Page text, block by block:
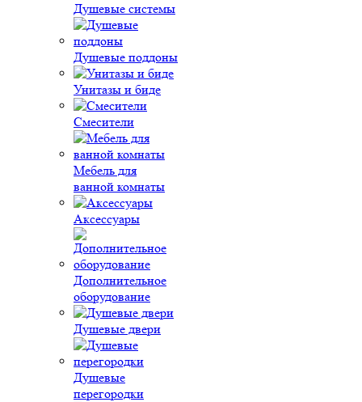
Душевые системы
Душевые поддоны
Унитазы и биде
Смесители
Мебель для
ванной комнаты
Аксессуары
Дополнительное
оборудование
Душевые двери
Душевые
перегородки